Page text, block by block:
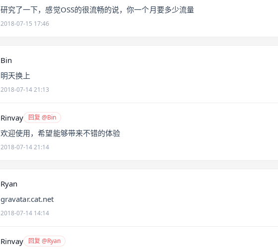
研究了一下，感觉OSS的很流畅的说，你一个月要多少流量
2018-07-15 17:46
Bin
明天换上
2018-07-14 21:13
Rinvay 回复 @Bin
欢迎使用，希望能够带来不错的体验
2018-07-14 21:14
Ryan
gravatar.cat.net
2018-07-14 14:14
Rinvay 回复 @Ryan